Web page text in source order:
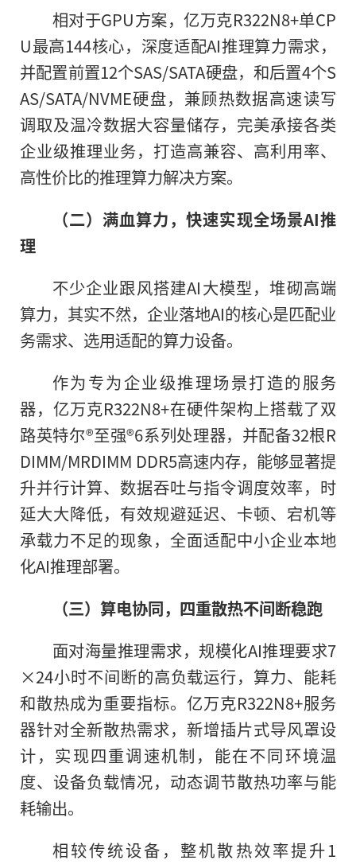
相对于GPU方案，亿万克R322N8+单CP
U最高144核心，深度适配AI推理算力需求，
并配置前置12个SAS/SATA硬盘，和后置4个S
AS/SATA/NVME硬盘，兼顾热数据高速读写
调取及温冷数据大容量储存，完美承接各类
企业级推理业务，打造高兼容、高利用率、
高性价比的推理算力解决方案。
（二）满血算力，快速实现全场景AI推
理
不少企业跟风搭建AI大模型，堆砌高端
算力，其实不然，企业落地AI的核心是匹配业
务需求、选用适配的算力设备。
作为专为企业级推理场景打造的服务
器，亿万克R322N8+在硬件架构上搭载了双
路英特尔®至强®6系列处理器，并配备32根R
DIMM/MRDIMM DDR5高速内存，能够显著提
升并行计算、数据吞吐与指令调度效率，时
延大大降低，有效规避延迟、卡顿、宕机等
承载力不足的现象，全面适配中小企业本地
化AI推理部署。
（三）算电协同， 四重散热不间断稳跑
面对海量推理需求，规模化AI推理要求7
×24小时不间断的高负载运行，算力、能耗
和散热成为重要指标。亿万克R322N8+服务
器针对全新散热需求，新增插片式导风罩设
计，实现四重调速机制，能在不同环境温
度、设备负载情况，动态调节散热功率与能
耗输出。
相较传统设备，整机散热效率提升1